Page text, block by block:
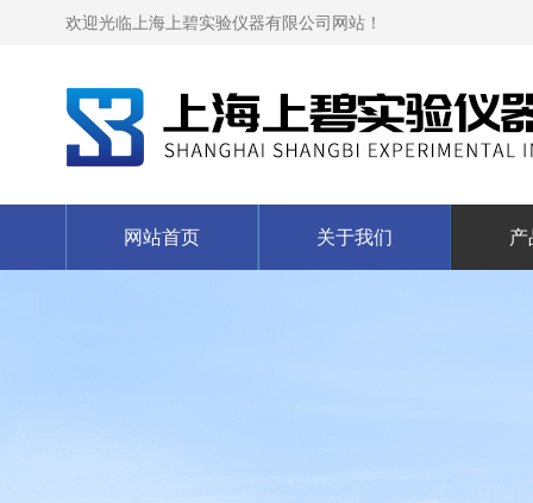
欢迎光临上海上碧实验仪器有限公司网站！
网站首页 关于我们 产